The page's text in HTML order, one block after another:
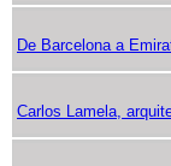
De Barcelona a
Carlos Lamela,